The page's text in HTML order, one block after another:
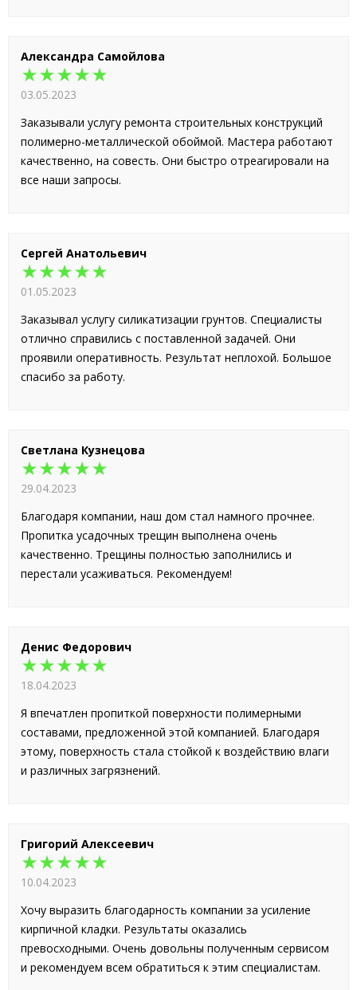
Александра Самойлова
★★★★★
03.05.2023
Заказывали услугу ремонта строительных конструкций
полимерно-металлической обоймой. Мастера работают
качественно, на совесть. Они быстро отреагировали на
все наши запросы.
Сергей Анатольевич
★★★★★
01.05.2023
Заказывал услугу силикатизации грунтов. Специалисты
отлично справились с поставленной задачей. Они
проявили оперативность. Результат неплохой. Большое
спасибо за работу.
Светлана Кузнецова
★★★★★
29.04.2023
Благодаря компании, наш дом стал намного прочнее.
Пропитка усадочных трещин выполнена очень
качественно. Трещины полностью заполнились и
перестали усаживаться. Рекомендуем!
Денис Федорович
★★★★★
18.04.2023
Я впечатлен пропиткой поверхности полимерными
составами, предложенной этой компанией. Благодаря
этому, поверхность стала стойкой к воздействию влаги
и различных загрязнений.
Григорий Алексеевич
★★★★★
10.04.2023
Хочу выразить благодарность компании за усиление
кирпичной кладки. Результаты оказались
превосходными. Очень довольны полученным сервисом
и рекомендуем всем обратиться к этим специалистам.